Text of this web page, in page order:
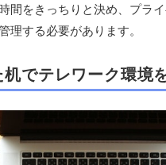
間をきっちりと決め、プラ
理する必要があります。
机でテレワーク環境